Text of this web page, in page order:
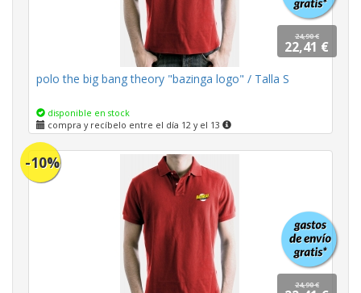
24,90 €
22,41 €
polo the big bang theory "bazinga logo" / Talla S
disponible en stock
compra y recíbelo entre el día 12 y el 13
-10%
24,90 €